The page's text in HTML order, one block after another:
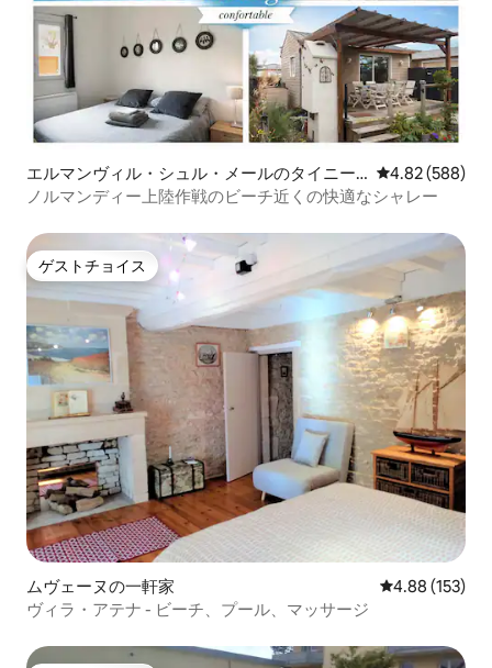
エルマンヴィル・シュル・メールのタイニー
ハウス
レビュー588
4.82 (588)
ノルマンディー上陸作戦のビーチ近くの快適なシャレー
ゲストチョイス
ゲストチョイス
ムヴェーヌの一軒家 レビュー153
4.88 (153)
ヴィラ・アテナ - ビーチ、プール、マッサージ